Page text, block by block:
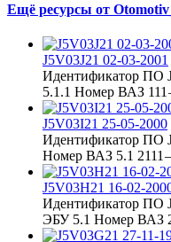
Ещё ресурсы от
J5V03J21 02-03-2001
Идентификатор ПО
5.1.1 Номер ВАЗ 111
J5V03I21 25-05-2000
Идентификатор ПО
Номер ВАЗ 5.1 2111
J5V03H21 16-02-
Идентификатор ПО
ЭБУ 5.1 Номер ВАЗ